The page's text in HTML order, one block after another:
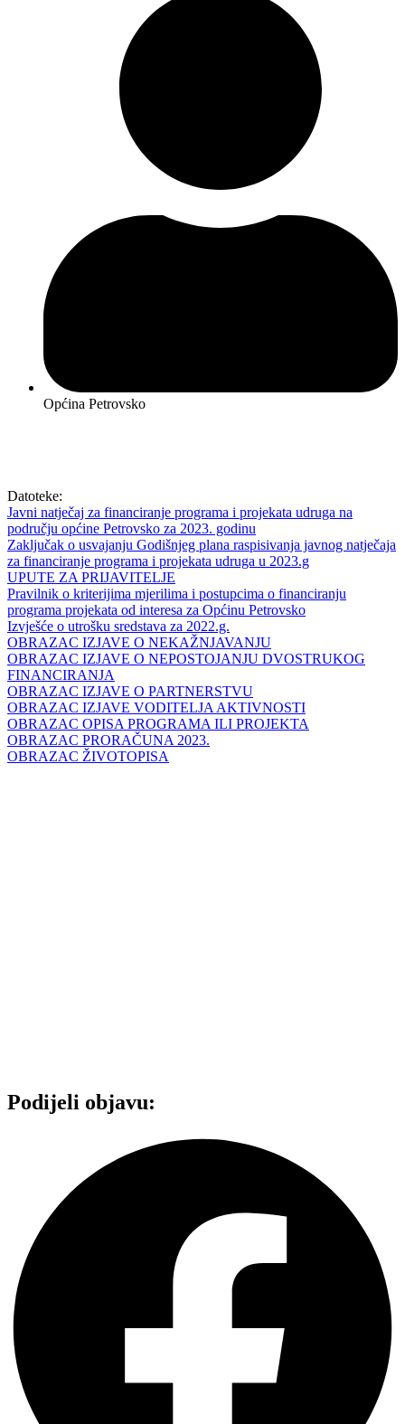
Općina Petrovsko
Datoteke:
Javni natječaj za financiranje programa i projekata udruga na
području općine Petrovsko za 2023. godinu
Zaključak o usvajanju Godišnjeg plana raspisivanja javnog natječaja
za financiranje programa i projekata udruga u 2023.g
UPUTE ZA PRIJAVITELJE
Pravilnik o kriterijima mjerilima i postupcima o financiranju
programa projekata od interesa za Općinu Petrovsko
Izvješće o utrošku sredstava za 2022.g.
OBRAZAC IZJAVE O NEKAŽNJAVANJU
OBRAZAC IZJAVE O NEPOSTOJANJU DVOSTRUKOG
FINANCIRANJA
OBRAZAC IZJAVE O PARTNERSTVU
OBRAZAC IZJAVE VODITELJA AKTIVNOSTI
OBRAZAC OPISA PROGRAMA ILI PROJEKTA
OBRAZAC PRORAČUNA 2023.
OBRAZAC ŽIVOTOPISA
Podijeli objavu: